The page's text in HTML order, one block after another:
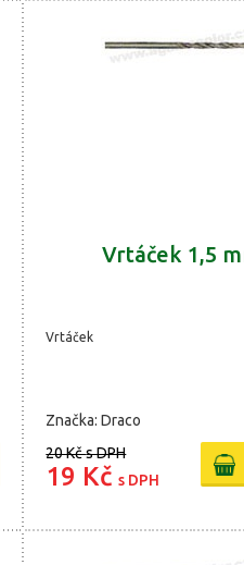
Vrtáček 1,5
Vrtáček
Značka: Draco
20 Kčs DPH
19 Kčs DPH